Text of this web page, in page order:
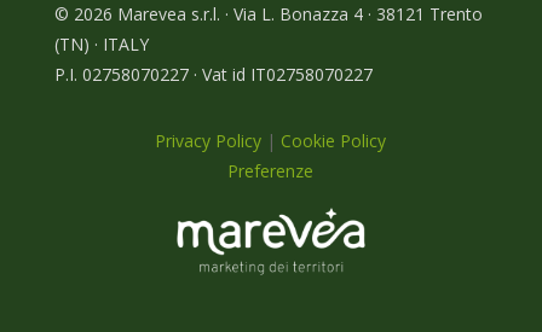
© 2026 Marevea s.r.l. · Via L. Bonazza 4 · 38121 Trento
(TN) · ITALY
P.I. 02758070227 · Vat id IT02758070227
Privacy Policy | Cookie Policy
Preferenze